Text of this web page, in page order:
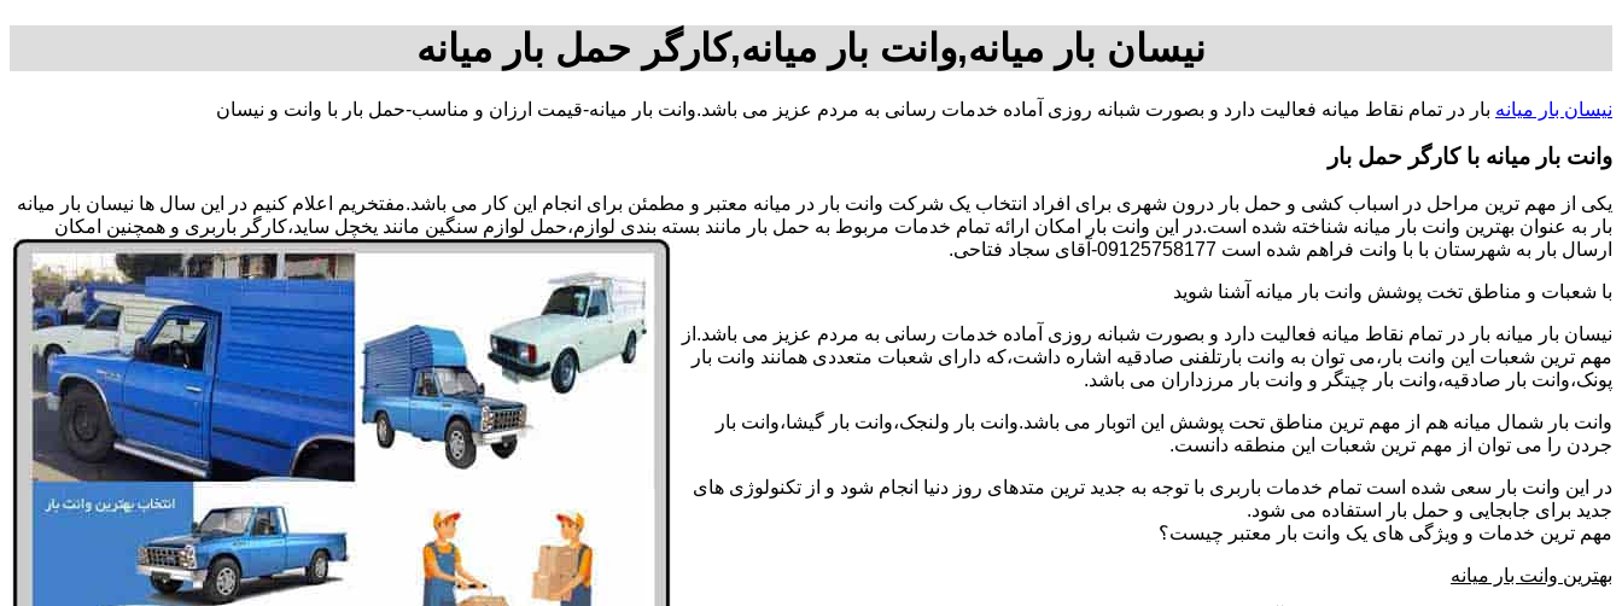
نیسان بار میانه,وانت بار میانه,کارگر حمل بار میانه
نیسان بار میانه بار در تمام نقاط میانه فعالیت دارد و بصورت شبانه روزی آماده خدمات رسانی به مردم عزیز می باشد.وانت بار میانه-قیمت ارزان و مناسب-حمل بار با وانت و نیسان
وانت بار میانه با کارگر حمل بار
یکی از مهم ترین مراحل در اسباب کشی و حمل بار درون شهری برای افراد انتخاب یک شرکت وانت بار در میانه معتبر و مطمئن برای انجام این کار می باشد.مفتخریم اعلام کنیم در این سال ها نیسان بار میانه
بار به عنوان بهترین وانت بار میانه شناخته شده است.در این وانت بار امکان ارائه تمام خدمات مربوط به حمل بار مانند بسته بندی لوازم،حمل لوازم سنگین مانند یخچل ساید،کارگر باربری و همچنین امکان
ارسال بار به شهرستان با با وانت فراهم شده است 09125758177-آقای سجاد فتاحی.
با شعبات و مناطق تخت پوشش وانت بار میانه آشنا شوید
نیسان بار میانه بار در تمام نقاط میانه فعالیت دارد و بصورت شبانه روزی آماده خدمات رسانی به مردم عزیز می باشد.از
مهم ترین شعبات این وانت بار،می توان به وانت بارتلفنی صادقیه اشاره داشت،که دارای شعبات متعددی همانند وانت بار
پونک،وانت بار صادقیه،وانت بار چیتگر و وانت بار مرزداران می باشد.
وانت بار شمال میانه هم از مهم ترین مناطق تحت پوشش این اتوبار می باشد.وانت بار ولنجک،وانت بار گیشا،وانت بار
جردن را می توان از مهم ترین شعبات این منطقه دانست.
در این وانت بار سعی شده است تمام خدمات باربری با توجه به جدید ترین متدهای روز دنیا انجام شود و از تکنولوژی های
جدید برای جابجایی و حمل بار استفاده می شود.
مهم ترین خدمات و ویژگی های یک وانت بار معتبر چیست؟
بهترین وانت بار میانه